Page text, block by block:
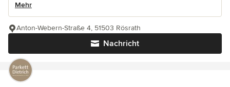
Mehr
Nachricht
Anton-Webern-Straße 4, 51503 Rösrath